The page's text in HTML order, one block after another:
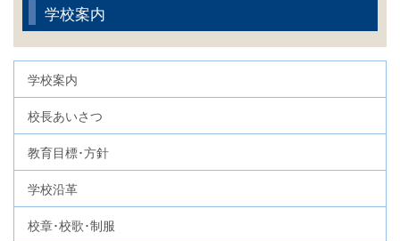
学校案内
学校案内
校長あいさつ
教育目標･方針
学校沿革
校章･校歌･制服